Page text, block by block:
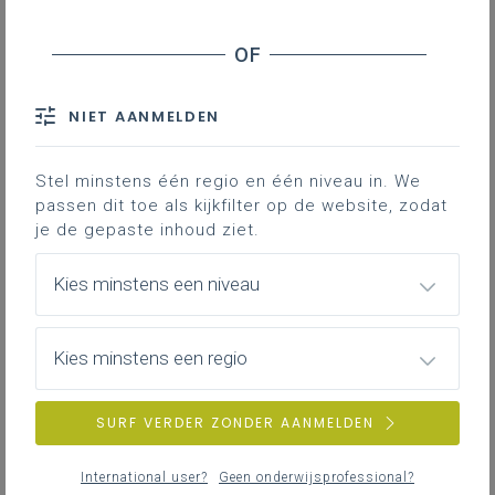
Visie
NIET AANMELDEN
Stel minstens één regio en één niveau in. We
passen dit toe als kijkfilter op de website, zodat
je de gepaste inhoud ziet.
Kies minstens een niveau
Kies minstens een regio
SURF VERDER ZONDER AANMELDEN
International user? Geen onderwijsprofessional?